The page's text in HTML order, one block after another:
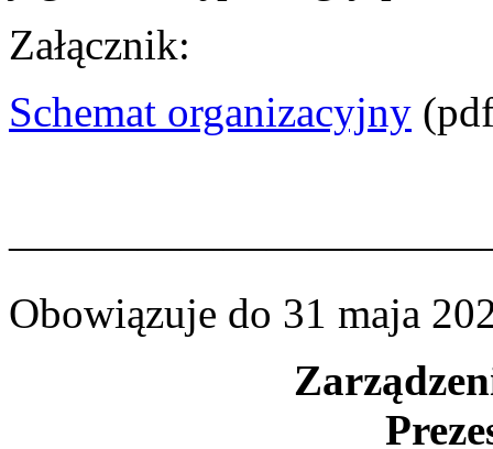
Załącznik:
Schemat organizacyjny
Obowiązuje do 31 maja